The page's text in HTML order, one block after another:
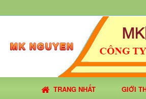
TRANG NHẤT GIỚI